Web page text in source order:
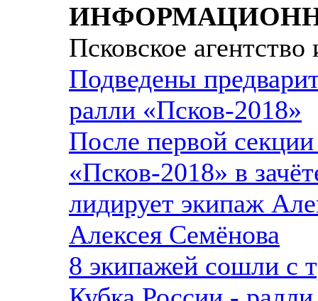
Псковское
Подведены
ралли «Псков-2018»
После первой
«Псков-2018» в
лидирует экипаж
Алексея Семёнова
8 экипажей сошли с